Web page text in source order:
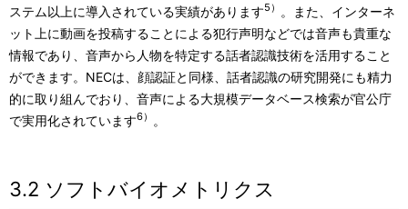
ステム以上に導入されている実績があります5）
。また、インターネ
ット上に動画を投稿することによる犯行声明などでは音声も貴重な
情報であり、音声から人物を特定する話者認識技術を活用すること
ができます。NECは、顔認証と同様、話者認識の研究開発にも精力
的に取り組んでおり、音声による大規模データベース検索が官公庁
で実用化されています6） 。
3.2 ソフトバイオメトリクス